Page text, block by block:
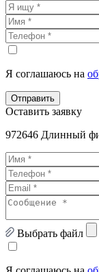
Я соглашаюсь на
Отправить
Оставить заявку
972646 Длинный
Выбрать файл